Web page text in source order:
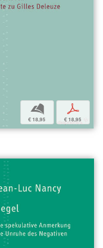
b
€ 18,95
p
€ 18,95